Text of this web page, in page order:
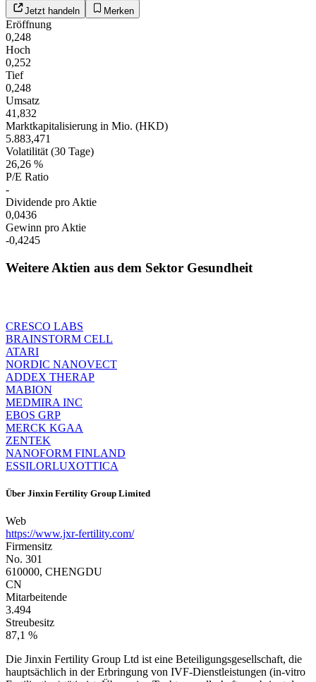
Jetzt handeln Merken
Eröffnung
0,248
Hoch
0,252
Tief
0,248
Umsatz
41,832
Marktkapitalisierung in Mio. (HKD)
5.883,471
Volatilität (30 Tage)
26,26 %
P/E Ratio
-
Dividende pro Aktie
0,0436
Gewinn pro Aktie
-0,4245
Weitere Aktien aus dem Sektor Gesundheit
CRESCO LABS
BRAINSTORM CELL
ATARI
NORDIC NANOVECT
ADDEX THERAP
MABION
MEDMIRA INC
EBOS GRP
MERCK KGAA
ZENTEK
NANOFORM FINLAND
ESSILORLUXOTTICA
Über Jinxin Fertility Group Limited
Web
https://www.jxr-fertility.com/
Firmensitz
No. 301
610000, CHENGDU
CN
Mitarbeitende
3.494
Streubesitz
87,1 %
Die Jinxin Fertility Group Ltd ist eine Beteiligungsgesellschaft, die
hauptsächlich in der Erbringung von IVF-Dienstleistungen (in-vitro